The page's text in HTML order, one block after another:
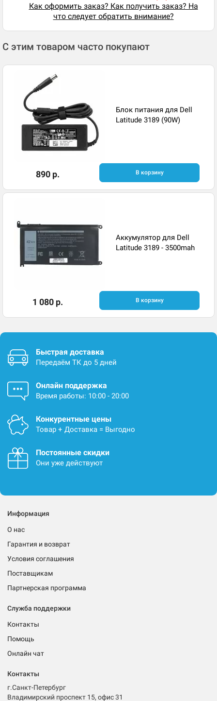
Как оформить заказ? Как получить заказ? На
что следует обратить внимание?
С этим товаром часто покупают
Блок питания для Dell
Latitude 3189 (90W)
890 р. В корзину
Аккумулятор для Dell
Latitude 3189 - 3500mah
1 080 р. В корзину
Быстрая доставка
Передаём ТК до 5 дней
Онлайн поддержка
Время работы: 10:00 - 20:00
Конкурентные цены
Товар + Доставка = Выгодно
Постоянные скидки
Они уже действуют
Информация
О нас
Гарантия и возврат
Условия соглашения
Поставщикам
Партнерская программа
Служба поддержки
Контакты
Помощь
Онлайн чат
Контакты
г.Санкт-Петербург
Владимирский проспект 15, офис 31